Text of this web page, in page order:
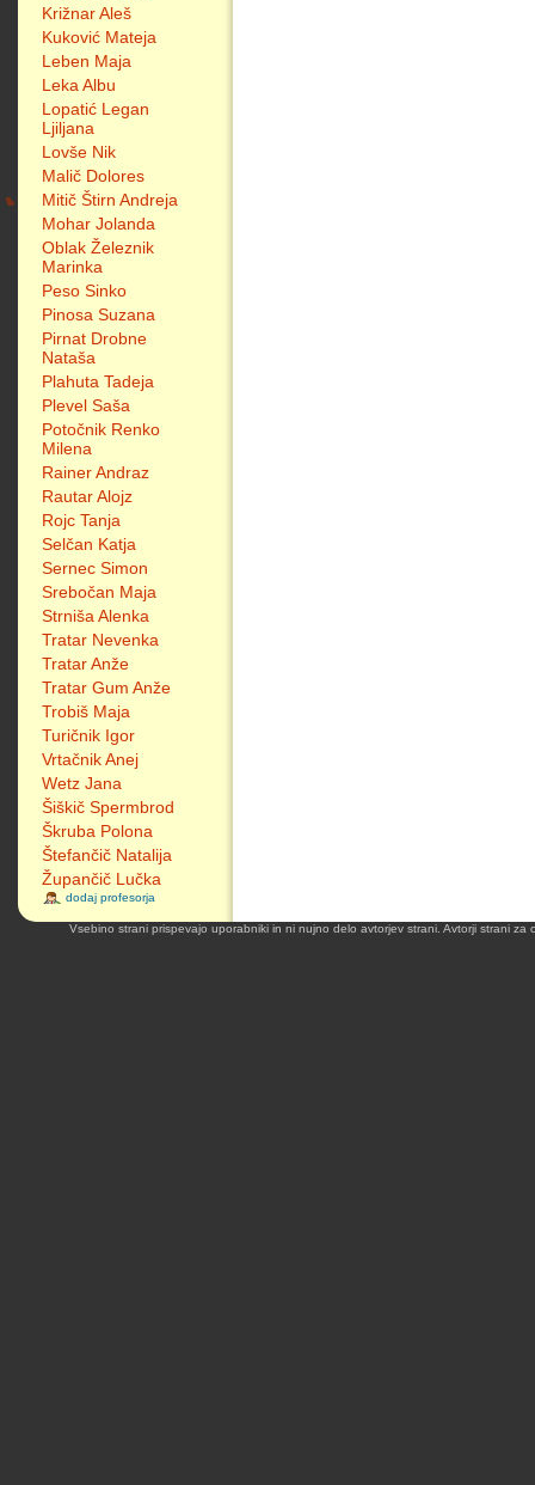
Križnar Aleš
Kuković Mateja
Leben Maja
Leka Albu
Lopatić Legan
Ljiljana
Lovše Nik
Malič Dolores
Mitič Štirn Andreja
Mohar Jolanda
Oblak Železnik
Marinka
Peso Sinko
Pinosa Suzana
Pirnat Drobne
Nataša
Plahuta Tadeja
Plevel Saša
Potočnik Renko
Milena
Rainer Andraz
Rautar Alojz
Rojc Tanja
Selčan Katja
Sernec Simon
Srebočan Maja
Strniša Alenka
Tratar Nevenka
Tratar Anže
Tratar Gum Anže
Trobiš Maja
Turičnik Igor
Vrtačnik Anej
Wetz Jana
Šiškič Spermbrod
Škruba Polona
Štefančič Natalija
Župančič Lučka
dodaj profesorja
Vsebino strani prispevajo uporabniki in ni nujno delo avtorjev strani. Avtorji strani